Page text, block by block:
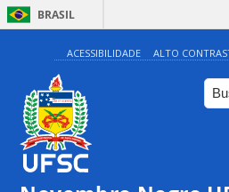
BRASIL
ACESSIBILIDADE ALTO